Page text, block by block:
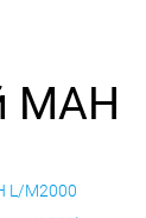
МАН
L/M2000